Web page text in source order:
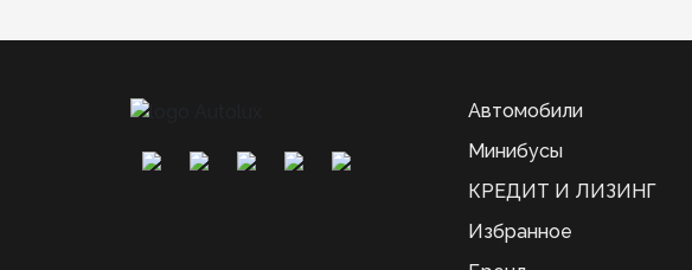
Автомобили
Минибусы
КРЕДИТ И ЛИЗИНГ
Избранное